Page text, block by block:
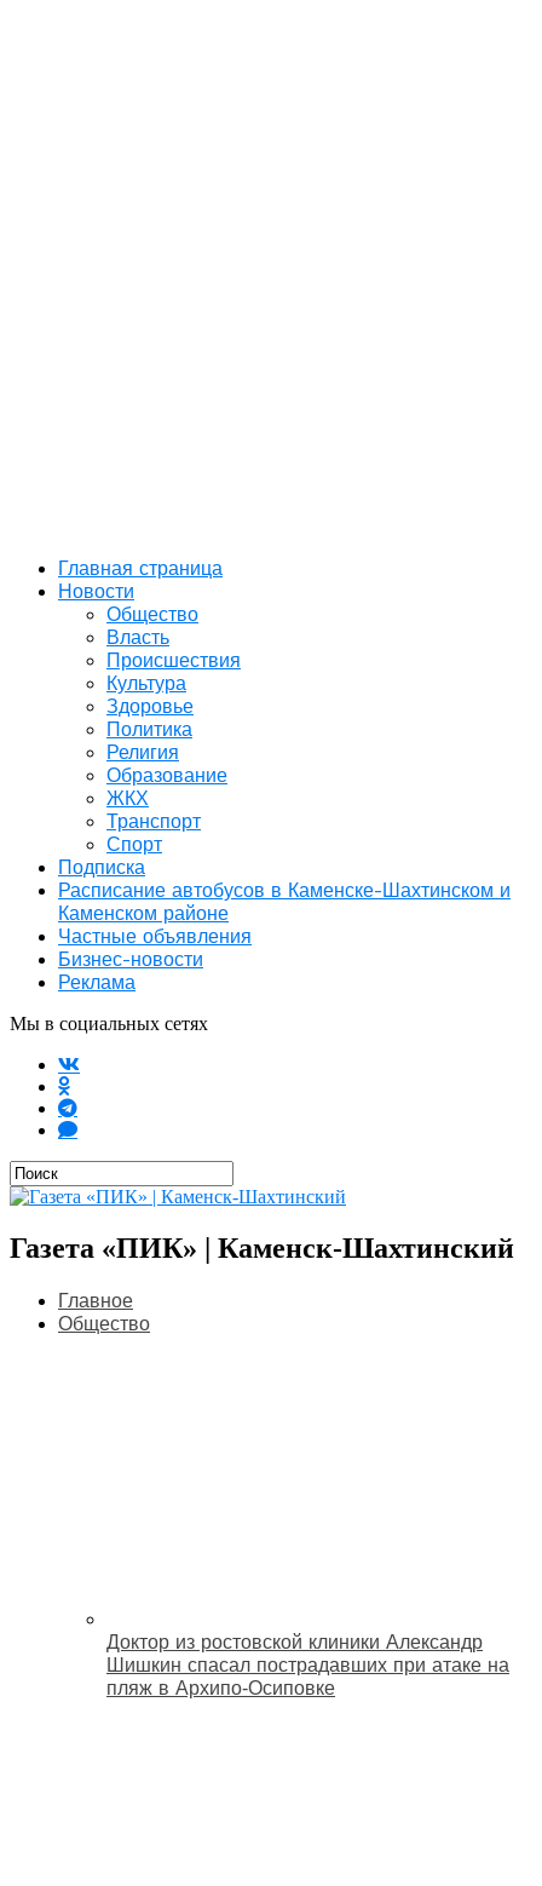
Главная страница
Новости
Общество
Власть
Происшествия
Культура
Здоровье
Политика
Религия
Образование
ЖКХ
Транспорт
Спорт
Подписка
Расписание автобусов в Каменске-Шахтинском и
Каменском районе
Частные объявления
Бизнес-новости
Реклама
Мы в социальных сетях
Газета «ПИК» | Каменск-Шахтинский
Главное
Общество
Доктор из ростовской клиники Александр
Шишкин спасал пострадавших при атаке на
пляж в Архипо‑Осиповке